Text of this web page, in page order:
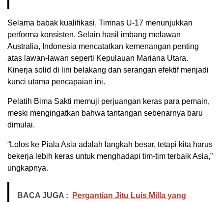
Selama babak kualifikasi, Timnas U-17 menunjukkan
performa konsisten. Selain hasil imbang melawan
Australia, Indonesia mencatatkan kemenangan penting
atas lawan-lawan seperti Kepulauan Mariana Utara.
Kinerja solid di lini belakang dan serangan efektif menjadi
kunci utama pencapaian ini.
Pelatih Bima Sakti memuji perjuangan keras para pemain,
meski mengingatkan bahwa tantangan sebenarnya baru
dimulai.
“Lolos ke Piala Asia adalah langkah besar, tetapi kita harus
bekerja lebih keras untuk menghadapi tim-tim terbaik Asia,”
ungkapnya.
BACA JUGA :
Pergantian Jitu Luis Milla yang